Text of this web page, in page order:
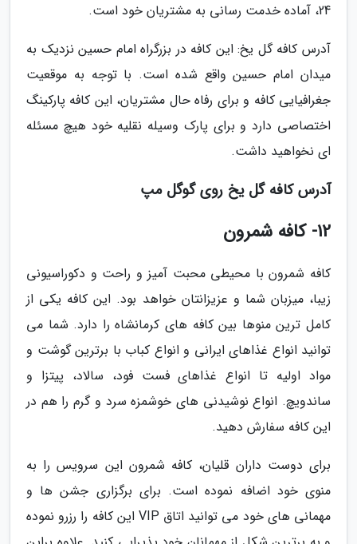
24، آماده خدمت رسانی به مشتریان خود است.
آدرس کافه گل یخ: این کافه در بزرگراه امام حسین نزدیک به
میدان امام حسین واقع شده است. با توجه به موقعیت
جغرافیایی کافه و برای رفاه حال مشتریان، این کافه پارکینگ
اختصاصی دارد و برای پارک وسیله نقلیه خود هیچ مسئله
ای نخواهید داشت.
آدرس کافه گل یخ روی گوگل مپ
12- کافه شمرون
کافه شمرون با محیطی محبت آمیز و راحت و دکوراسیونی
زیبا، میزبان شما و عزیزانتان خواهد بود. این کافه یکی از
کامل ترین منوها بین کافه های کرمانشاه را دارد. شما می
توانید انواع غذاهای ایرانی و انواع کباب با برترین گوشت و
مواد اولیه تا انواع غذاهای فست فود، سالاد، پیتزا و
ساندویچ. انواع نوشیدنی های خوشمزه سرد و گرم را هم در
این کافه سفارش دهید.
برای دوست داران قلیان، کافه شمرون این سرویس را به
منوی خود اضافه نموده است. برای برگزاری جشن ها و
مهمانی های خود می توانید اتاق VIP این کافه را رزرو نموده